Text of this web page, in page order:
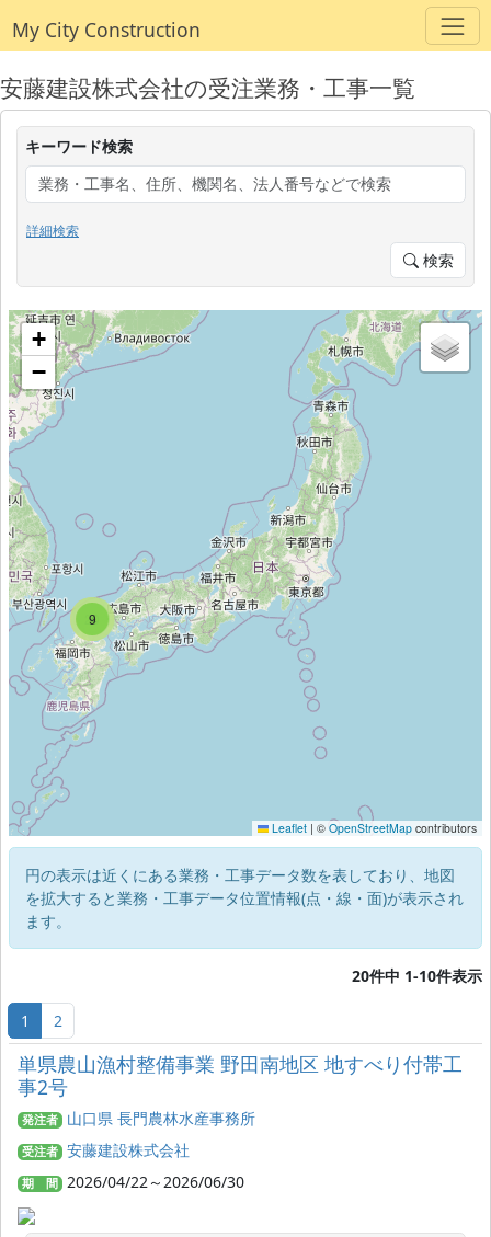
My City Construction
安藤建設株式会社の受注業務・工事一覧
キーワード検索
詳細検索
検索
20
4
9
+
−
Leaflet | © OpenStreetMap contributors
円の表示は近くにある業務・工事データ数を表しており、地図
を拡大すると業務・工事データ位置情報(点・線・面)が表示され
ます。
20件中 1-10件表示
1 2
単県農山漁村整備事業 野田南地区 地すべり付帯工
事2号
発注者 山口県 長門農林水産事務所
受注者 安藤建設株式会社
期 間 2026/04/22～2026/06/30